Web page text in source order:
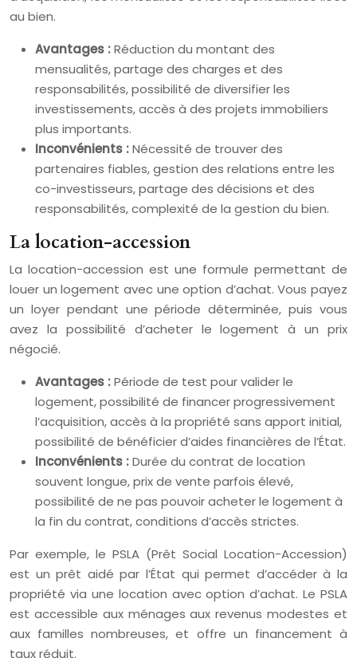
au bien.
Avantages :Réduction du montant des
mensualités, partage des charges et des
responsabilités, possibilité de diversifier les
investissements, accès à des projets immobiliers
plus importants.
Inconvénients :Nécessité de trouver des
partenaires fiables, gestion des relations entre les
co-investisseurs, partage des décisions et des
responsabilités, complexité de la gestion du bien.
La location-accession
La location-accession est une formule permettant de
louer un logement avec une option d’achat. Vous payez
un loyer pendant une période déterminée, puis vous
avez la possibilité d’acheter le logement à un prix
négocié.
Avantages :Période de test pour valider le
logement, possibilité de financer progressivement
l’acquisition, accès à la propriété sans apport initial,
possibilité de bénéficier d’aides financières de l’État.
Inconvénients :Durée du contrat de location
souvent longue, prix de vente parfois élevé,
possibilité de ne pas pouvoir acheter le logement à
la fin du contrat, conditions d’accès strictes.
Par exemple, le PSLA (Prêt Social Location-Accession)
est un prêt aidé par l’État qui permet d’accéder à la
propriété via une location avec option d’achat. Le PSLA
est accessible aux ménages aux revenus modestes et
aux familles nombreuses, et offre un financement à
taux réduit.